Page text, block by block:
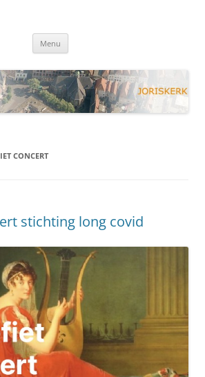
Menu
CONCERT
stichting long covid